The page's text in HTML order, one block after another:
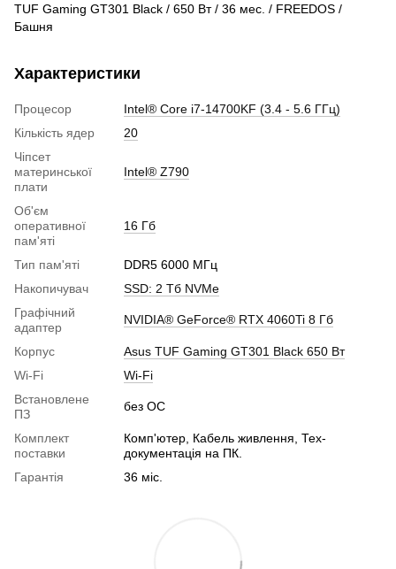
TUF Gaming GT301 Black / 650 Вт / 36 мес. / FREEDOS /
Башня
Характеристики
Процесор
Intel® Core i7-14700KF (3.4 - 5.6 ГГц)
Кількість ядер
20
Чіпсет
материнської
плати
Intel® Z790
Об'єм
оперативної
пам'яті
16 Гб
Тип пам'яті
DDR5 6000 МГц
Накопичувач
SSD: 2 Тб NVMe
Графічний
адаптер
NVIDIA® GeForce® RTX 4060Ti 8 Гб
Корпус
Asus TUF Gaming GT301 Black 650 Вт
Wi-Fi
Wi-Fi
Встановлене
ПЗ
без ОС
Комплект
поставки
Комп'ютер, Кабель живлення, Тех-
документація на ПК.
Гарантія
36 міс.